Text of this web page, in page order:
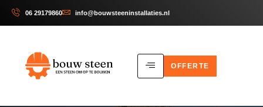
06 29179860 info@bouwsteeninstallaties.nl
OFFERTE